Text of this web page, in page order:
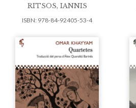
RITSOS, IANNIS
ISBN: 978-84-92405-53-4